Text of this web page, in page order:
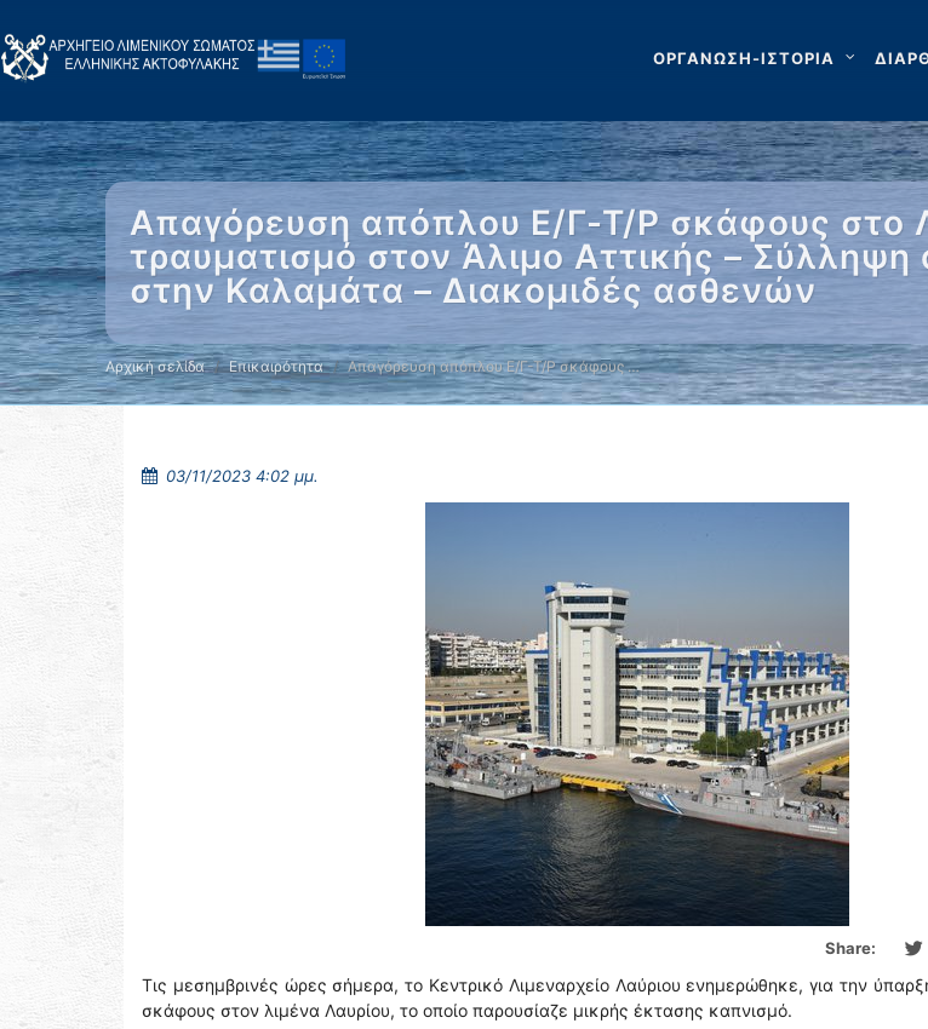
ΟΡΓΑΝΩΣΗ-ΙΣΤΟΡΙΑ
Απαγόρευση απόπλου Ε/Γ-Τ/Ρ σκάφους στο
τραυματισμό στον Άλιμο Αττικής –
στην Καλαμάτα – Διακομιδές ασθενών
Αρχική σελίδα Επικαιρότητα Απαγόρευση απόπλου Ε/Γ-Τ/Ρ σκάφους …
03/11/2023 4:02 μμ.
Share:
Τις μεσημβρινές ώρες σήμερα, το Κεντρικό Λιμεναρχείο Λαύριου ενημερώθηκε, για την
σκάφους στον λιμένα Λαυρίου, το οποίο παρουσίαζε μικρής έκτασης καπνισμό.